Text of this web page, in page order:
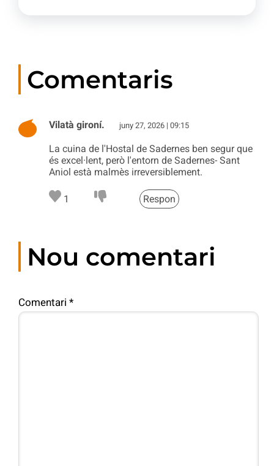
Comentaris
Vilatà gironí. juny 27, 2026 | 09:15
La cuina de l'Hostal de Sadernes ben segur que
és excel·lent, però l'entorn de Sadernes- Sant
Aniol està malmès irreversiblement.
1 Respon
Nou comentari
Comentari *